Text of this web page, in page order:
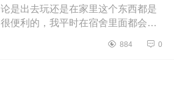
论是出去玩还是在家里这个东西都是
很便利的，我平时在宿舍里面都会用
方便。说到充电宝，我还真的有...
884 0